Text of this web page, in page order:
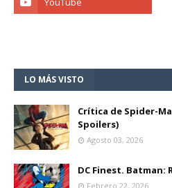
LO MÁS VISTO
Crítica de Spider-
Spoilers)
Agosto 03, 2026
DC Finest. Batman:
Febrero 22, 2026